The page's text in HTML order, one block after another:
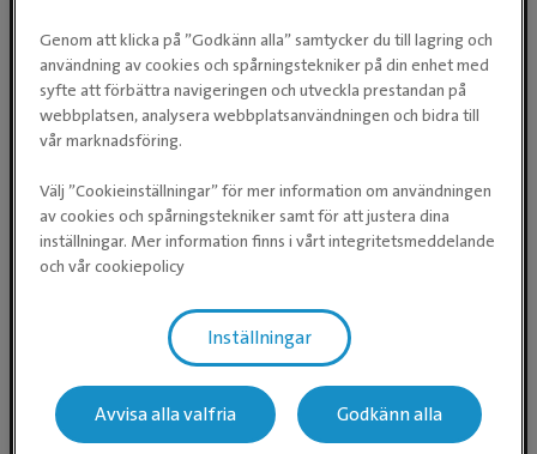
Följ oss i sociala medier
Evidensia Djursjukvård AB
Östhammarsgatan 74
115 28 Stockholm
Genom att klicka på ”Godkänn alla” samtycker du till lagring och
användning av cookies och spårningstekniker på din enhet med
syfte att förbättra navigeringen och utveckla prestandan på
webbplatsen, analysera webbplatsanvändningen och bidra till
vår marknadsföring.
Välj ”Cookieinställningar” för mer information om användningen
av cookies och spårningstekniker samt för att justera dina
inställningar. Mer information finns i vårt integritetsmeddelande
och vår cookiepolicy
Inställningar
Avvisa alla valfria Godkänn alla